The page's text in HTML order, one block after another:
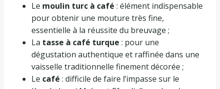
Le moulin turc à café : élément indispensable
pour obtenir une mouture très fine,
essentielle à la réussite du breuvage ;
La tasse à café turque : pour une
dégustation authentique et raffinée dans une
vaisselle traditionnelle finement décorée ;
Le café : difficile de faire l’impasse sur le